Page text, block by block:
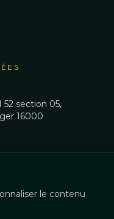
le contenu
section 05,
16000